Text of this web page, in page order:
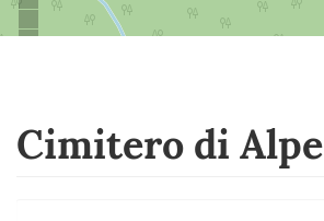
Cimitero di Alpe